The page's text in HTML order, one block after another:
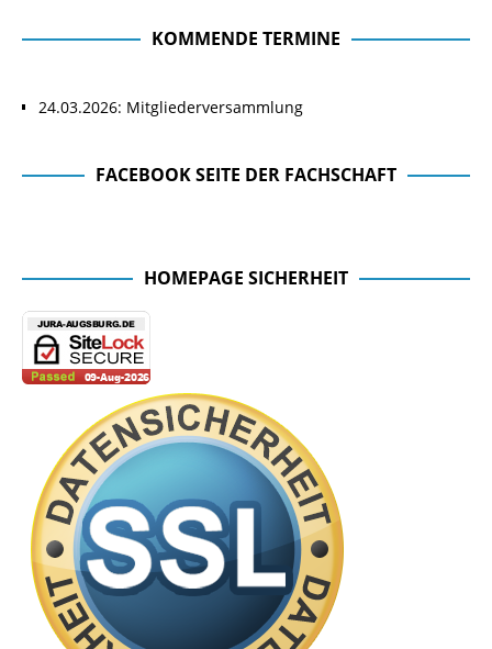
KOMMENDE TERMINE
24.03.2026: Mitgliederversammlung
FACEBOOK SEITE DER FACHSCHAFT
HOMEPAGE SICHERHEIT